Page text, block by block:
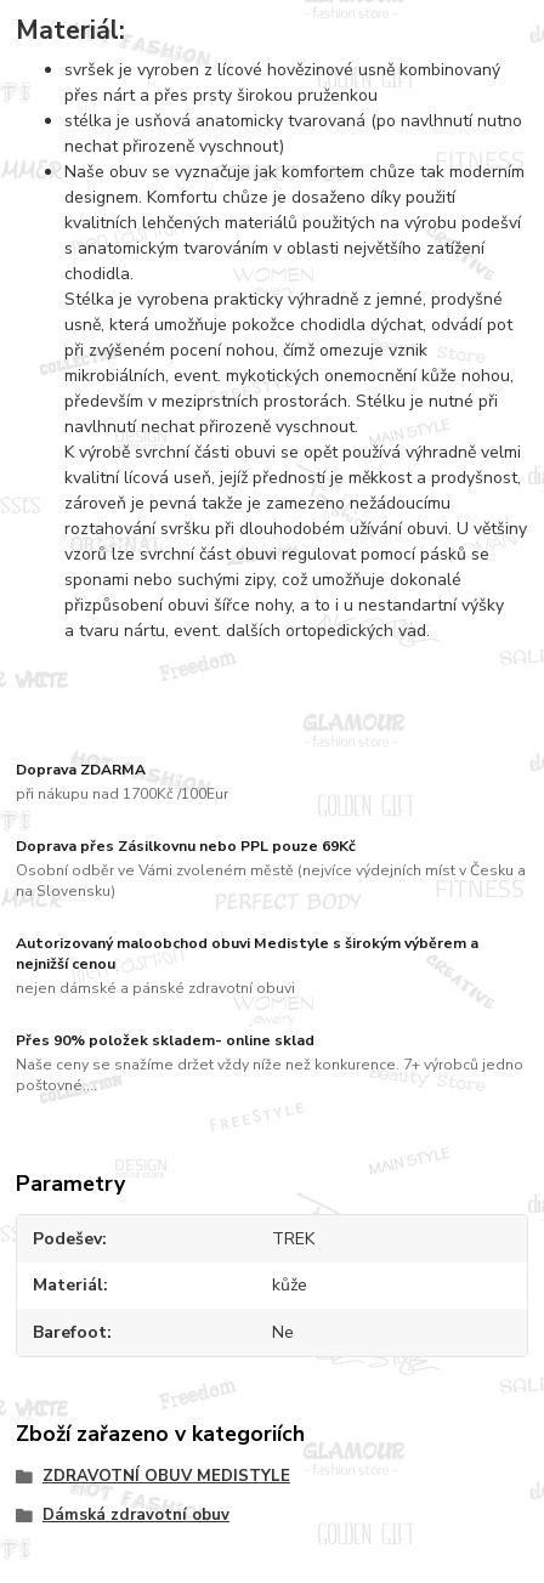
Doprava ZDARMA
při nákupu nad 1700Kč /100Eur
Doprava přes Zásilkovnu nebo PPL pouze 69Kč
Osobní odběr ve Vámi zvoleném městě (nejvíce výdejních míst v Česku a
na Slovensku)
Autorizovaný maloobchod obuvi Medistyle s širokým výběrem a
nejnižší cenou
nejen dámské a pánské zdravotní obuvi
Přes 90% položek skladem- online sklad
Naše ceny se snažíme držet vždy níže než konkurence. 7+ výrobců jedno
poštovné....
Materiál:
svršek je vyroben z lícové hovězinové usně kombinovaný
přes nárt a přes prsty širokou pruženkou
stélka je usňová anatomicky tvarovaná (po navlhnutí nutno
nechat přirozeně vyschnout)
Naše obuv se vyznačuje jak komfortem chůze tak moderním
designem. Komfortu chůze je dosaženo díky použití
kvalitních lehčených materiálů použitých na výrobu podešví
s anatomickým tvarováním v oblasti největšího zatížení
chodidla.
Stélka je vyrobena prakticky výhradně z jemné, prodyšné
usně, která umožňuje pokožce chodidla dýchat, odvádí pot
při zvýšeném pocení nohou, čímž omezuje vznik
mikrobiálních, event. mykotických onemocnění kůže nohou,
především v meziprstních prostorách. Stélku je nutné při
navlhnutí nechat přirozeně vyschnout.
K výrobě svrchní části obuvi se opět používá výhradně velmi
kvalitní lícová useň, jejíž předností je měkkost a prodyšnost,
zároveň je pevná takže je zamezeno nežádoucímu
roztahování svršku při dlouhodobém užívání obuvi. U většiny
vzorů lze svrchní část obuvi regulovat pomocí pásků se
sponami nebo suchými zipy, což umožňuje dokonalé
přizpůsobení obuvi šířce nohy, a to i u nestandartní výšky
a tvaru nártu, event. dalších ortopedických vad.
Parametry
Podešev TREK
Materiál kůže
Barefoot Ne
Zboží zařazeno v kategoriích
ZDRAVOTNÍ OBUV MEDISTYLE
Dámská zdravotní obuv